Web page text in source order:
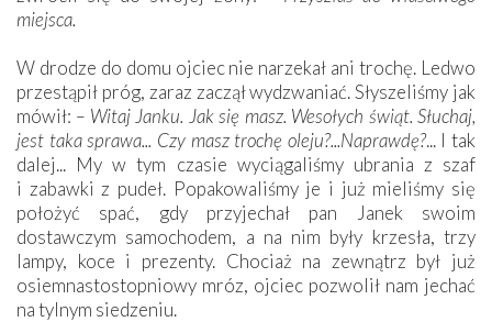
miejsca.
W drodze do domu ojciec nie narzekał ani trochę. Ledwo
przestąpił próg, zaraz zaczął wydzwaniać. Słyszeliśmy jak
mówił: – Witaj Janku. Jak się masz. Wesołych świąt. Słuchaj,
jest taka sprawa... Czy masz trochę oleju?...Naprawdę?... I tak
dalej... My w tym czasie wyciągaliśmy ubrania z szaf
i zabawki z pudeł. Popakowaliśmy je i już mieliśmy się
położyć spać, gdy przyjechał pan Janek swoim
dostawczym samochodem, a na nim były krzesła, trzy
lampy, koce i prezenty. Chociaż na zewnątrz był już
osiemnastostopniowy mróz, ojciec pozwolił nam jechać
na tylnym siedzeniu.